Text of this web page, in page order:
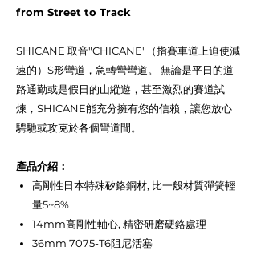
from Street to Track
SHICANE 取音"CHICANE"（指賽車道上迫使減
速的）S形彎道，急轉彎彎道。 無論是平日的道
路通勤或是假日的山縱遊，甚至激烈的賽道試
煉，SHICANE能充分擁有您的信賴，讓您放心
騁馳或攻克於各個彎道間。
產品介紹：
高剛性日本特殊矽鉻鋼材, 比一般材質彈簧輕
量5~8%
14mm高剛性軸心, 精密研磨硬鉻處理
36mm 7075-T6阻尼活塞